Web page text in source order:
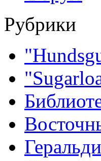
Рубрики